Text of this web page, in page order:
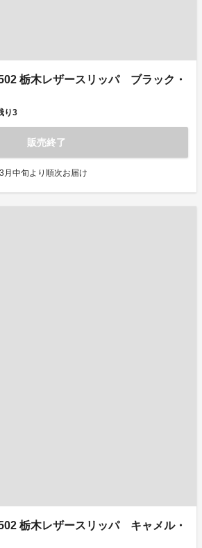
栃木レザースリッパ ブラック・
り3
販売終了
月中旬より順次お届け
栃木レザースリッパ キャメル・